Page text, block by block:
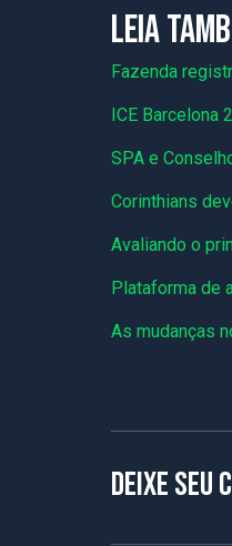
LEIA
Fazenda
ICE Barcelona
SPA e
Corinthians
Avaliando o
Plataforma de
As mudanças
Deixe seu